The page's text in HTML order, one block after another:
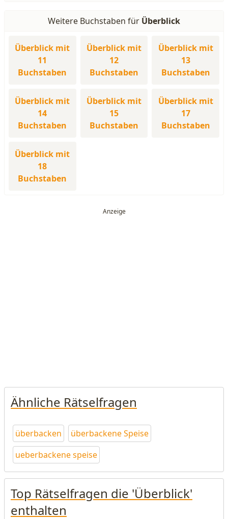
Weitere Buchstaben für Überblick
Überblick mit
11
Buchstaben
Überblick mit
12
Buchstaben
Überblick mit
13
Buchstaben
Überblick mit
14
Buchstaben
Überblick mit
15
Buchstaben
Überblick mit
17
Buchstaben
Überblick mit
18
Buchstaben
Ähnliche Rätselfragen
überbacken
überbackene Speise
ueberbackene speise
Top Rätselfragen die 'Überblick'
enthalten